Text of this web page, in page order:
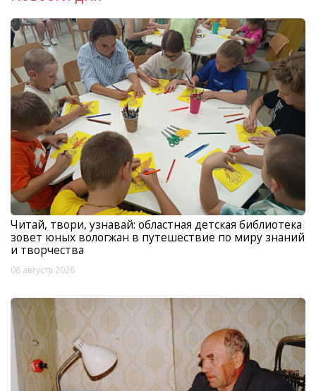
Читай, твори, узнавай: областная детская библиотека
зовет юных вологжан в путешествие по миру знаний
и творчества
08 августа 2026